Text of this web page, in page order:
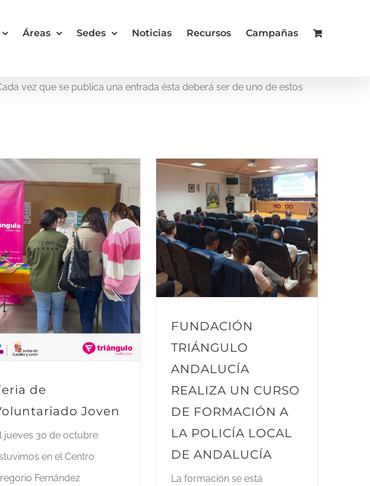
Áreas Sedes Noticias Recursos Campañas
vez que se publica una entrada ésta deberá ser de uno de estos
Feria de
de
Joven
jueves 30 de octubre
en el Centro
Fernández
FUNDACIÓN
TRIÁNGULO
ANDALUCÍA
REALIZA UN CURSO
DE FORMACIÓN A
LA POLICÍA LOCAL
FUNDACIÓN
TRIÁNGULO
ANDALUCÍA
REALIZA UN CURSO
DE FORMACIÓN A
LA POLICÍA LOCAL
DE ANDALUCÍA
La formación se está